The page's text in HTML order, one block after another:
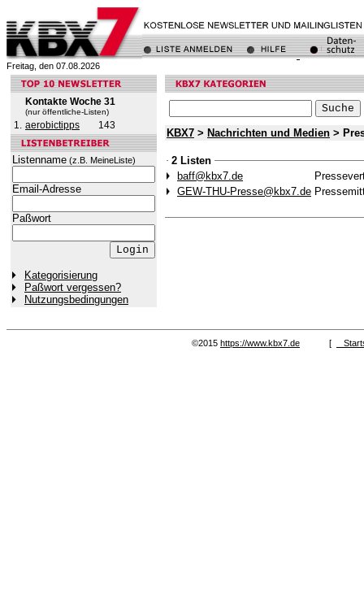
Freitag, den 07.08.2026
Kontakte Woche 31
(nur öffentliche-Listen)
1. aerobictipps 143
Listenname (z.B. MeineListe)
Email-Adresse
Paßwort
Kategorisierung
Paßwort vergessen?
Nutzungsbedingungen
KBX7 > Nachrichten und Medien >
2 Listen
baff@kbx7.de
GEW-THU-Presse@kbx7.de
©2015 https://www.kbx7.de [